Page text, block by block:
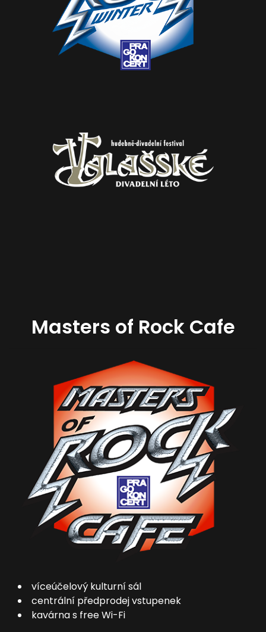
Masters of Rock Cafe
víceúčelový kulturní sál
centrální předprodej vstupenek
kavárna s free Wi-Fi